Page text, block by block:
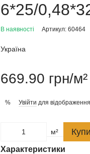
6*25/
В наявності Артикул: 60464
Україна
669.90 грн/м²
% Увійти для
м²
Характеристики